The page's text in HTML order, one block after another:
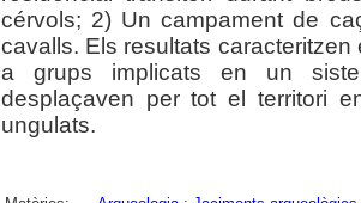
cérvols; 2) Un campament de
cavalls. Els resultats
a grups implicats en un
desplaçaven per tot el territori
ungulats.